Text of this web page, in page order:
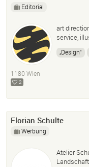
Editorial
art
service,
„Design“
Muse
1180 Wien
2
Florian Schulte
Werbung
Atelier